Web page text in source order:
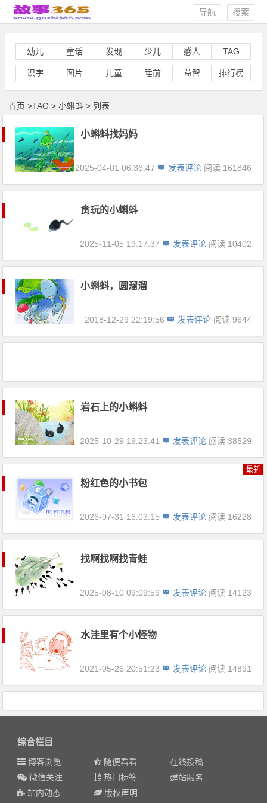
搜索
导航
幼儿 童话 发现 少儿 感人 TAG
识字 图片 儿童 睡前 益智 排行榜
首页 >TAG >小蝌蚪 > 列表
小蝌蚪找妈妈
2025-04-01 06:36:47 发表评论 阅读 161846
贪玩的小蝌蚪
2025-11-05 19:17:37 发表评论 阅读 10402
小蝌蚪，圆溜溜
2018-12-29 22:19:56 发表评论 阅读 9644
岩石上的小蝌蚪
2025-10-29 19:23:41 发表评论 阅读 38529
粉红色的小书包
最新
2026-07-31 16:03:15 发表评论 阅读 16228
找啊找啊找青蛙
2025-08-10 09:09:59 发表评论 阅读 14123
水洼里有个小怪物
2021-05-26 20:51:23 发表评论 阅读 14891
综合栏目
博客浏览 随便看看
在线投稿
微信关注
热门标签
建站服务
站内动态
版权声明